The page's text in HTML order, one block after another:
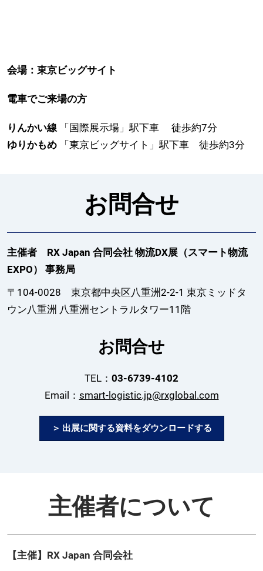
会場：東京ビッグサイト
電車でご来場の方
りんかい線 「国際展示場」駅下車 徒歩約7分
ゆりかもめ 「東京ビッグサイト」駅下車 徒歩約3分
お問合せ
主催者 RX Japan 合同会社 物流DX展（スマート物流
EXPO） 事務局
〒104-0028 東京都中央区八重洲2-2-1 東京ミッドタ
ウン八重洲 八重洲セントラルタワー11階
お問合せ
TEL： 03-6739-4102
Email： smart-logistic.jp@rxglobal.com
＞ 出展に関する資料をダウンロードする
主催者について
【主催】RX Japan 合同会社